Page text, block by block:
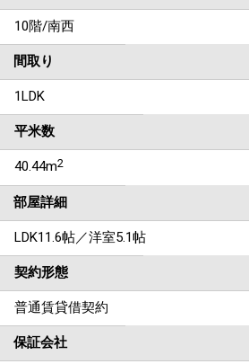
10階/南西
間取り
1LDK
平米数
40.44m2
部屋詳細
LDK11.6帖／洋室5.1帖
契約形態
普通賃貸借契約
保証会社